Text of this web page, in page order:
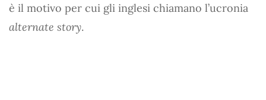
è il motivo per cui gli inglesi chiamano l’ucronia
alternate story.